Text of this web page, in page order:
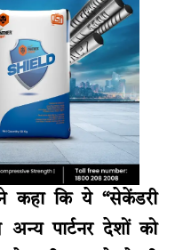
ने कहा कि ये “सेकेंडरी
पार्टनर देशों को